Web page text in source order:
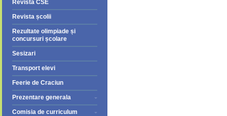
Revista CSE
Revista școlii
Rezultate olimpiade și
concursuri școlare
Sesizari
Transport elevi
Feerie de Craciun
Prezentare generala
Comisia de curriculum